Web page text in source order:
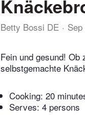
Betty Bossi DE Sep
Fein und gesund!
selbstgemachte
Cooking: 20
Serves: 4 persons